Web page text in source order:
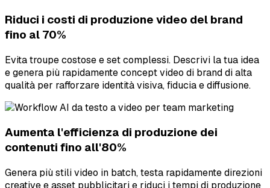
Riduci i costi di produzione video del brand
fino al 70%
Evita troupe costose e set complessi. Descrivi la tua idea
e genera più rapidamente concept video di brand di alta
qualità per rafforzare identità visiva, fiducia e diffusione.
Aumenta l'efficienza di produzione dei
contenuti fino all'80%
Genera più stili video in batch, testa rapidamente direzioni
creative e asset pubblicitari e riduci i tempi di produzione